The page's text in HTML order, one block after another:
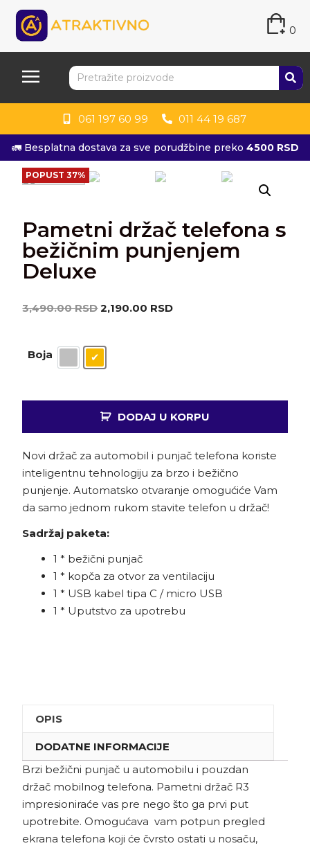
0
061 197 60 99 011 44 19 687
🚛 Besplatna dostava za sve porudžbine preko 4500 RSD
POPUST 37%
Pametni držač telefona s
bežičnim punjenjem
Deluxe
3,490.00RSD 2,190.00 RSD
Boja
DODAJ U KORPU
Novi držač za automobil i punjač telefona koriste
inteligentnu tehnologiju za brzo i bežično
punjenje. Automatsko otvaranje omogućiće Vam
da samo jednom rukom stavite telefon u držač!
Sadržaj paketa:
1 * bežični punjač
1 * kopča za otvor za ventilaciju
1 * USB kabel tipa C / micro USB
1 * Uputstvo za upotrebu
OPIS
DODATNE INFORMACIJE
Brzi bežični punjač u automobilu i pouzdan
držač mobilnog telefona. Pametni držač R3
impresioniraće vas pre nego što ga prvi put
upotrebite. Omogućava vam potpun pregled
ekrana telefona koji će čvrsto ostati u nosaču,